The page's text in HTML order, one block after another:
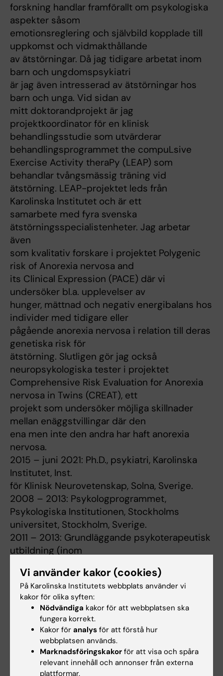
forskning handlar framförallt om psykologiska
aspekter såsom
emotionsreglering och självbild kopplade till
uppkomst och vidmakthållande
av ätstörningar. Då jag tidigare arbetat inom
barn och ungdomspsykiatri
är jag även intresserad av ätstörningar hos
barn och unga. Vid sidan av
mitt doktorandprojekt är jag
projektkoordinator för en klinisk
behandlingsstudie som utvärderar
behandlingsprogrammet the compuLsive
Exercise Activity theraPy (LEAP) som
behandlar tvångsmässig träning vid
ätstörning. LEAP-projektet leds från
Karolinska Institutet och är ett
samarbete med fyra svenska
ätstörningsspecialistenheter. Jag arbetar
även
som kvalitativ forskare i projektet Polygenic
risk of Anorexia nervosa and
its Clinical Expression (PACE) där vi
undersöker bl.a. upplevelser av
hunger, mättnad och negativ energibalans hos
individer med tidigare eller
pågående anorexia nervosa i relation till deras
genetiska risk för
ätstörning. Slutligen gör jag också
neuropsykologiska tester i projektet
Comprehensive Risk Evaluation for Anorexia
nervosa in Twins (CREAT), ett
projekt som undersöker möjliga skillnader
mellan enäggstvillingar där den
ena men inte den andra har haft anorexia
nervosa.
2015 – juni 2021: Ph.D., psykiatri, Karolinska
Institutet, Inst.
för Klinisk Neurovetenskap, Solna, Sverige.
2008 – 2013: Psykologprogrammet,
Psykologiska Institutionen, Stockholms
universitet, Stockholm, Sverige.
2011 – 2013: Grundläggande psykoterapeutisk
utbildning (inom
Institutionen, Stockholms universitet,
Stockholm, Sverige.
Forskningsbeskrivning
Mitt doktorandprojekt undersökte hur
emotionsreglering (hur man förstår
och hanterar sina känslor) är relaterad till
Vi använder kakor (cookies)
På Karolinska Institutets webbplats använder vi
kakor för olika syften:
Nödvändiga kakor för att webbplatsen ska
fungera korrekt.
Kakor för analys för att förstå hur
webbplatsen används.
Marknadsföringskakor för att visa och spåra
relevant innehåll och annonser från externa
plattformar.